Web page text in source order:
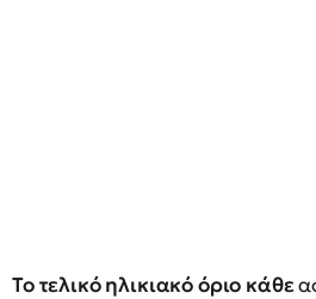
Το τελικό ηλικιακό όριο κάθε